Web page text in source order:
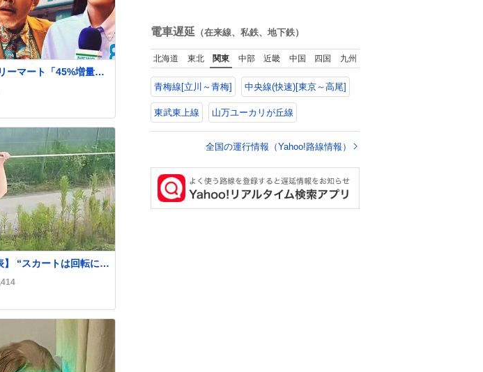
ーマート「45%増量作
れている、のかもし
79509/
】 “スカートは回転によ
よって270°までなら
ことが証明された！”
電車遅延 （在来線、私鉄、地下鉄）
北海道 東北 関東 中部 近畿 中国 四国 九州
青梅線[立川～青梅] 中央線(快速)[東京～高尾]
東武東上線 山万ユーカリが丘線
全国の運行情報（Yahoo!路線情報）